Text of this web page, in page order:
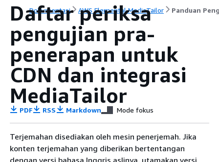
Dokumentasi AWS Elemental MediaTailor Panduan
Daftar periksa
pengujian pra-
penerapan untuk
CDN dan integrasi
MediaTailor
PDF RSS Markdown Mode fokus
Terjemahan disediakan oleh mesin penerjemah. Jika
konten terjemahan yang diberikan bertentangan
dengan versi bahasa Inggris aslinya, utamakan versi